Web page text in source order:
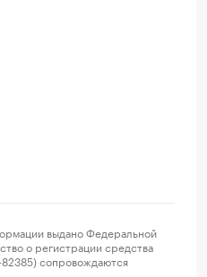
выдано Федеральной
о регистрации средства
сопровождаются